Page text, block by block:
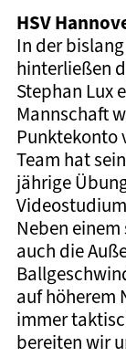
HSV
In der
hinterließen
Stephan Lux
Mannschaft
Punktekonto
Team hat
jährige
Neben
auch die
auf höherem
immer
bereiten wir